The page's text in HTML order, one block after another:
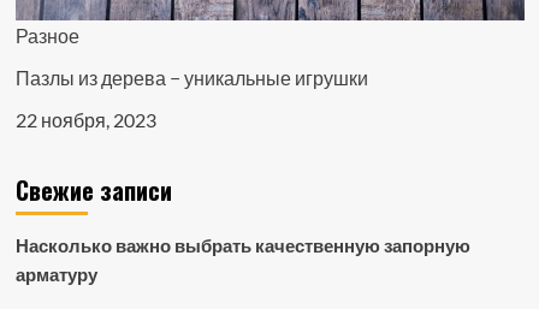
Разное
Пазлы из дерева − уникальные игрушки
22 ноября, 2023
Свежие записи
Насколько важно выбрать качественную запорную
арматуру